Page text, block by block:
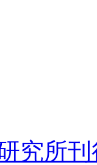
究所